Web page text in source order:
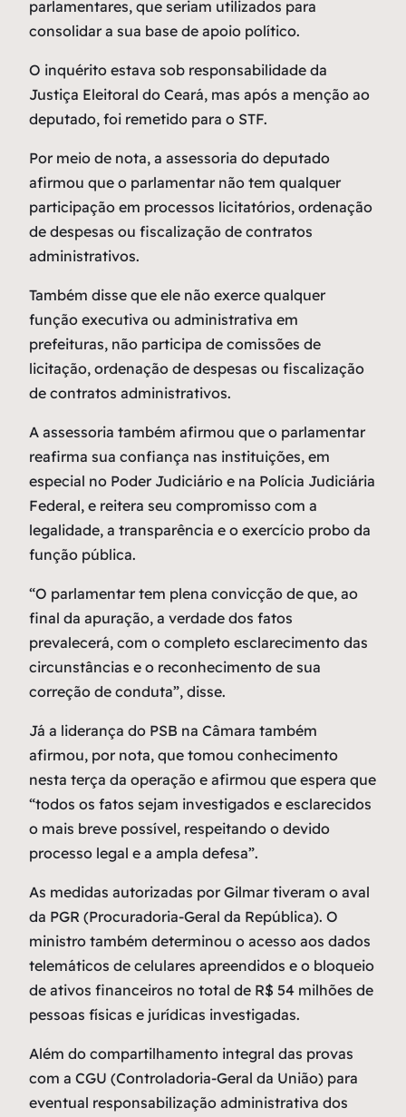
parlamentares, que seriam utilizados para
consolidar a sua base de apoio político.
O inquérito estava sob responsabilidade da
Justiça Eleitoral do Ceará, mas após a menção ao
deputado, foi remetido para o STF.
Por meio de nota, a assessoria do deputado
afirmou que o parlamentar não tem qualquer
participação em processos licitatórios, ordenação
de despesas ou fiscalização de contratos
administrativos.
Também disse que ele não exerce qualquer
função executiva ou administrativa em
prefeituras, não participa de comissões de
licitação, ordenação de despesas ou fiscalização
de contratos administrativos.
A assessoria também afirmou que o parlamentar
reafirma sua confiança nas instituições, em
especial no Poder Judiciário e na Polícia Judiciária
Federal, e reitera seu compromisso com a
legalidade, a transparência e o exercício probo da
função pública.
“O parlamentar tem plena convicção de que, ao
final da apuração, a verdade dos fatos
prevalecerá, com o completo esclarecimento das
circunstâncias e o reconhecimento de sua
correção de conduta”, disse.
Já a liderança do PSB na Câmara também
afirmou, por nota, que tomou conhecimento
nesta terça da operação e afirmou que espera que
“todos os fatos sejam investigados e esclarecidos
o mais breve possível, respeitando o devido
processo legal e a ampla defesa”.
As medidas autorizadas por Gilmar tiveram o aval
da PGR (Procuradoria-Geral da República). O
ministro também determinou o acesso aos dados
telemáticos de celulares apreendidos e o bloqueio
de ativos financeiros no total de R$ 54 milhões de
pessoas físicas e jurídicas investigadas.
Além do compartilhamento integral das provas
com a CGU (Controladoria-Geral da União) para
eventual responsabilização administrativa dos